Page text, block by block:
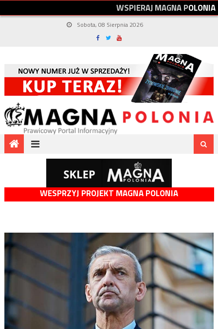
WSPIERAJMAGNAPOLONIA
Sobota, 08 Sierpnia 2026
WESPRZYJ PROJEKT MAGNA POLONIA